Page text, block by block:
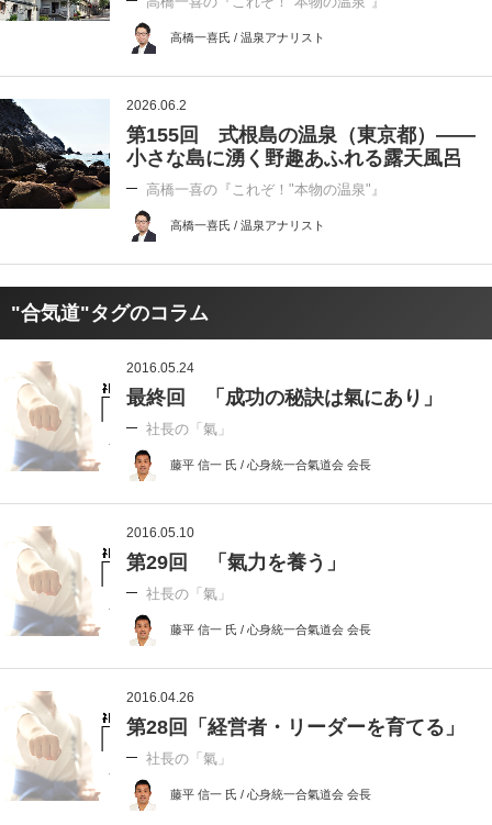
高橋一喜氏 / 温泉アナリスト
2026.06.2
第155回 式根島の温泉（東京都）――
小さな島に湧く野趣あふれる露天風呂
高橋一喜の『これぞ！"本物の温泉"』
高橋一喜氏 / 温泉アナリスト
"合気道"タグのコラム
2016.05.24
最終回 「成功の秘訣は氣にあり」
社長の「氣」
藤平 信一 氏 / 心身統一合氣道会 会長
2016.05.10
第29回 「氣力を養う」
社長の「氣」
藤平 信一 氏 / 心身統一合氣道会 会長
2016.04.26
第28回「経営者・リーダーを育てる」
社長の「氣」
藤平 信一 氏 / 心身統一合氣道会 会長